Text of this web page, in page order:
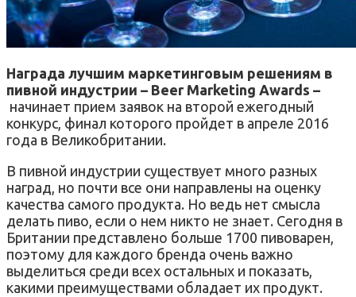
Награда лучшим маркетинговым решениям в
пивной индустрии – Beer Marketing Awards –
начинает прием заявок на второй ежегодный
конкурс, финал которого пройдет в апреле 2016
года в Великобритании.
В пивной индустрии существует много разных
наград, но почти все они направлены на оценку
качества самого продукта. Но ведь нет смысла
делать пиво, если о нем никто не знает. Сегодня в
Британии представлено больше 1700 пивоварен,
поэтому для каждого бренда очень важно
выделиться среди всех остальных и показать,
какими преимуществами обладает их продукт.